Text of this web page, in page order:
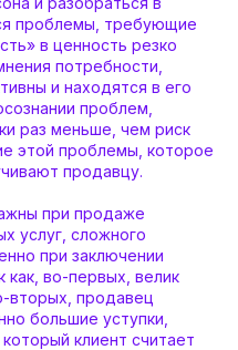
проблемы, требующие
в ценность резко
потребности,
и находятся в его
проблем,
раз меньше, чем риск
этой проблемы, которое
продавцу.
при продаже
услуг, сложного
при заключении
во-первых, велик
вторых, продавец
большие уступки,
клиент считает